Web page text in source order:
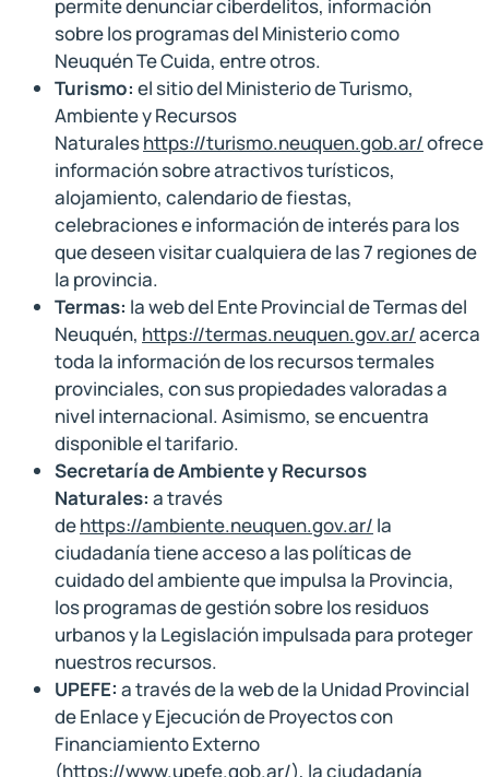
permite denunciar ciberdelitos, información
sobre los programas del Ministerio como
Neuquén Te Cuida, entre otros.
Turismo: el sitio del Ministerio de Turismo,
Ambiente y Recursos
Naturaleshttps://turismo.neuquen.gob.ar/ofrece
información sobre atractivos turísticos,
alojamiento, calendario de fiestas,
celebraciones e información de interés para los
que deseen visitar cualquiera de las 7 regiones de
la provincia.
Termas: la web del Ente Provincial de Termas del
Neuquén, https://termas.neuquen.gov.ar/acerca
toda la información de los recursos termales
provinciales, con sus propiedades valoradas a
nivel internacional. Asimismo, se encuentra
disponible el tarifario.
Secretaría de Ambiente y Recursos
Naturales: a través
dehttps://ambiente.neuquen.gov.ar/ la
ciudadanía tiene acceso a las políticas de
cuidado del ambiente que impulsa la Provincia,
los programas de gestión sobre los residuos
urbanos y la Legislación impulsada para proteger
nuestros recursos.
UPEFE: a través de la web de la Unidad Provincial
de Enlace y Ejecución de Proyectos con
Financiamiento Externo
(https://www.upefe.gob.ar/), la ciudadanía